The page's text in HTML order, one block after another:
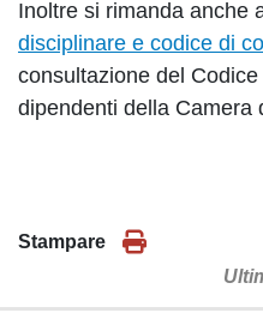
Inoltre si rimanda anche
disciplinare e codice di
consultazione del
dipendenti della Camera
Stampare